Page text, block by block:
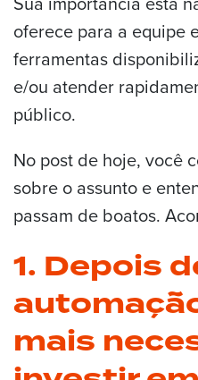
oferece para a equipe
ferramentas
e/ou atender
público.
No post de hoje, você
sobre o assunto e
passam de boatos.
1. Depois
mais